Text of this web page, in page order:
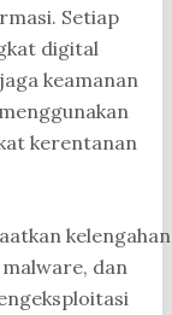
Setiap
digital
keamanan
kerentanan
kelengahan
dan